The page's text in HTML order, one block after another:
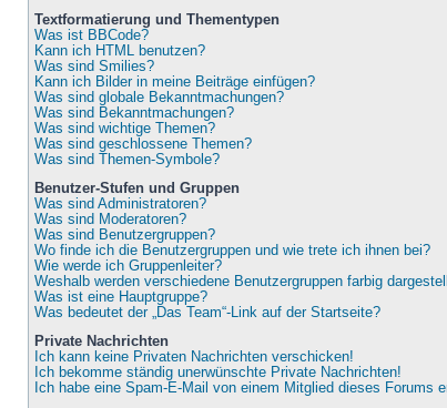
Textformatierung und Thementypen
Was ist BBCode?
Kann ich HTML benutzen?
Was sind Smilies?
Kann ich Bilder in meine Beiträge einfügen?
Was sind globale Bekanntmachungen?
Was sind Bekanntmachungen?
Was sind wichtige Themen?
Was sind geschlossene Themen?
Was sind Themen-Symbole?
Benutzer-Stufen und Gruppen
Was sind Administratoren?
Was sind Moderatoren?
Was sind Benutzergruppen?
Wo finde ich die Benutzergruppen und wie trete ich ihnen bei?
Wie werde ich Gruppenleiter?
Weshalb werden verschiedene Benutzergruppen farbig
Was ist eine Hauptgruppe?
Was bedeutet der „Das Team“-Link auf der Startseite?
Private Nachrichten
Ich kann keine Privaten Nachrichten verschicken!
Ich bekomme ständig unerwünschte Private Nachrichten!
Ich habe eine Spam-E-Mail von einem Mitglied dieses Forums